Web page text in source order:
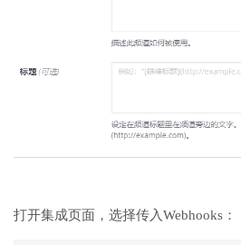
打开集成页面，选择传入Webhooks：